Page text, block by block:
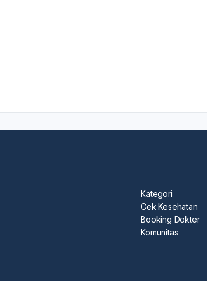
Kategori
Cek Kesehatan
Booking Dokter
Komunitas